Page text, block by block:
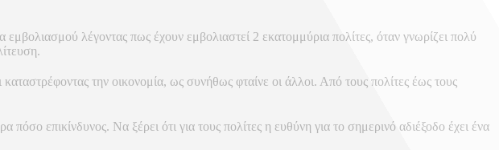
λέγοντας πως έχουν εμβολιαστεί 2 εκατομμύρια πολίτες, όταν γνωρίζει πολύ
την οικονομία, ως συνήθως φταίνε οι άλλοι. Από τους πολίτες έως τους
επικίνδυνος. Να ξέρει ότι για τους πολίτες η ευθύνη για το σημερινό αδιέξοδο έχει ένα